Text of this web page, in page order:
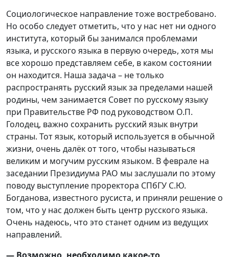
Социологическое направление тоже востребовано.
Но особо следует отметить, что у нас нет ни одного
института, который бы занимался проблемами
языка, и русского языка в первую очередь, хотя мы
все хорошо представляем себе, в каком состоянии
он находится. Наша задача – не только
распространять русский язык за пределами нашей
родины, чем занимается Совет по русскому языку
при Правительстве РФ под руководством О.П.
Голодец, важно сохранить русский язык внутри
страны. Тот язык, который используется в обычной
жизни, очень далёк от того, чтобы называться
великим и могучим русским языком. В феврале на
заседании Президиума РАО мы заслушали по этому
поводу выступление проректора СПбГУ С.Ю.
Богданова, известного русиста, и приняли решение о
том, что у нас должен быть центр русского языка.
Очень надеюсь, что это станет одним из ведущих
направлений.